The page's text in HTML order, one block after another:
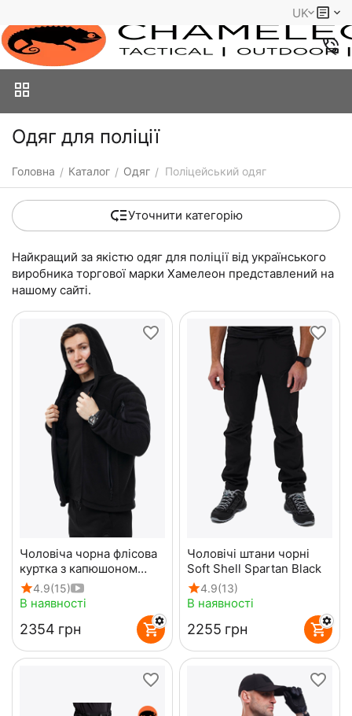
UK
Одяг для поліції
Головна / Каталог / Одяг / Поліцейський одяг
Уточнити категорію
Чоловіча чорна флісова
куртка з капюшоном
Viking Black
4.9(15)
В наявності
‍2354‍ грн
Чоловічі штани чорні
Soft Shell Spartan Black
4.9(13)
В наявності
‍2255‍ грн
Найкращий за якістю одяг для поліції від українського
виробника торгової марки Хамелеон представлений на
нашому сайті.